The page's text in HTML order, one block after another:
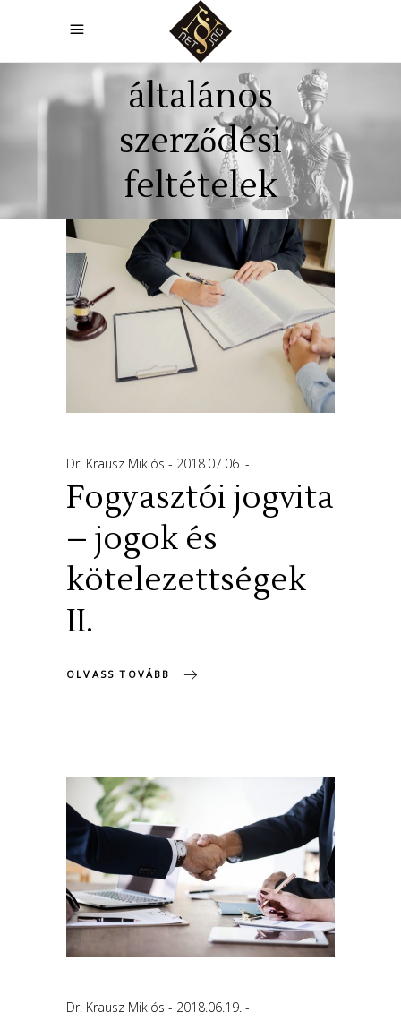
általános
szerződési
feltételek
Dr. Krausz Miklós 2018.07.06.
Fogyasztói jogvita
– jogok és
kötelezettségek
II.
OLVASS TOVÁBB
Dr. Krausz Miklós 2018.06.19.